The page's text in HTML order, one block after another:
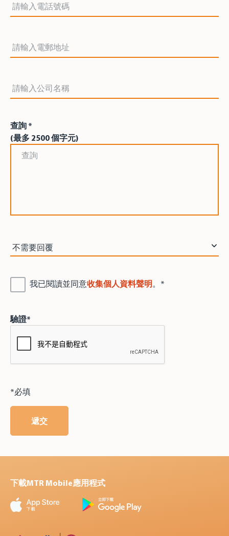
查詢 *
(最多 2500 個字元)
查詢 *
我已閱讀並同意收集個人資料聲明。
驗證*
*必填
遞交
下載MTR Mobile應用程式